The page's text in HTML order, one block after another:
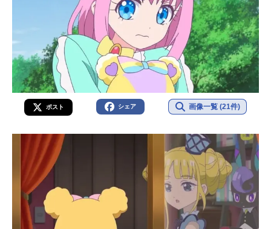
ポスト シェア 画像一覧 (21件)